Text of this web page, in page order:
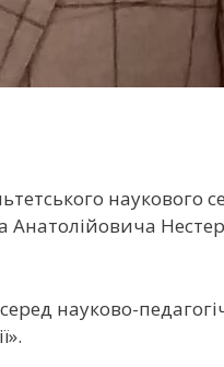
наукового
науково-